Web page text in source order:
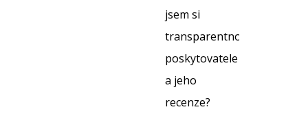
jsem si
transparentnost
poskytovatele
a jeho
recenze?